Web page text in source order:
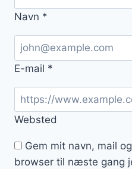
Navn *
E-mail *
Websted
Gem mit navn, mail
browser til næste gang